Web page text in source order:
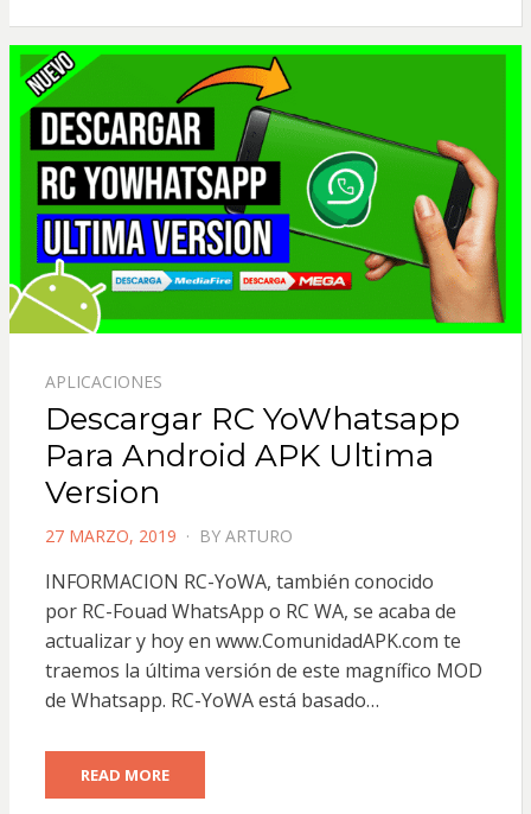
APLICACIONES
Descargar RC YoWhatsapp
Para Android APK Ultima
Version
POSTED
27 MARZO, 2019 BY ARTURO
INFORMACION RC-YoWA, también conocido
por RC-Fouad WhatsApp o RC WA, se acaba de
actualizar y hoy en www.ComunidadAPK.com te
traemos la última versión de este magnífico MOD
de Whatsapp. RC-YoWA está basado…
READ MORE